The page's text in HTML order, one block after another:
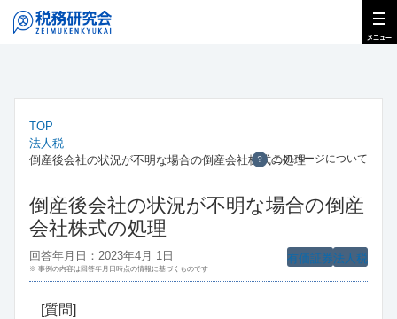
TOP
法人税
倒産後会社の状況が不明な場合の倒産会社株式の処理
？ このページについて
倒産後会社の状況が不明な場合の倒産
会社株式の処理
法人税
有価証券
回答年月日：2023年4月 1日
※ 事例の内容は回答年月日時点の情報に基づくものです
[質問]